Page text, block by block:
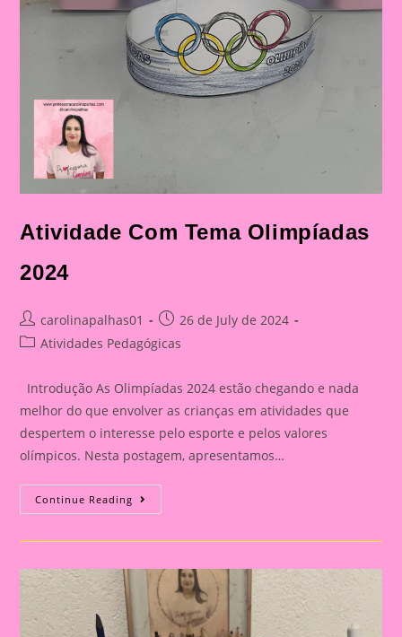
Atividade Com Tema Olimpíadas
2024
Post
author:
carolinapalhas01
Post
published:
26 de July de 2024
PostAtividades Pedagógicas
Introdução As Olimpíadas 2024 estão chegando e nada
melhor do que envolver as crianças em atividades que
despertem o interesse pelo esporte e pelos valores
olímpicos. Nesta postagem, apresentamos…
Continue Reading Atividade
Com
Olimpíadas